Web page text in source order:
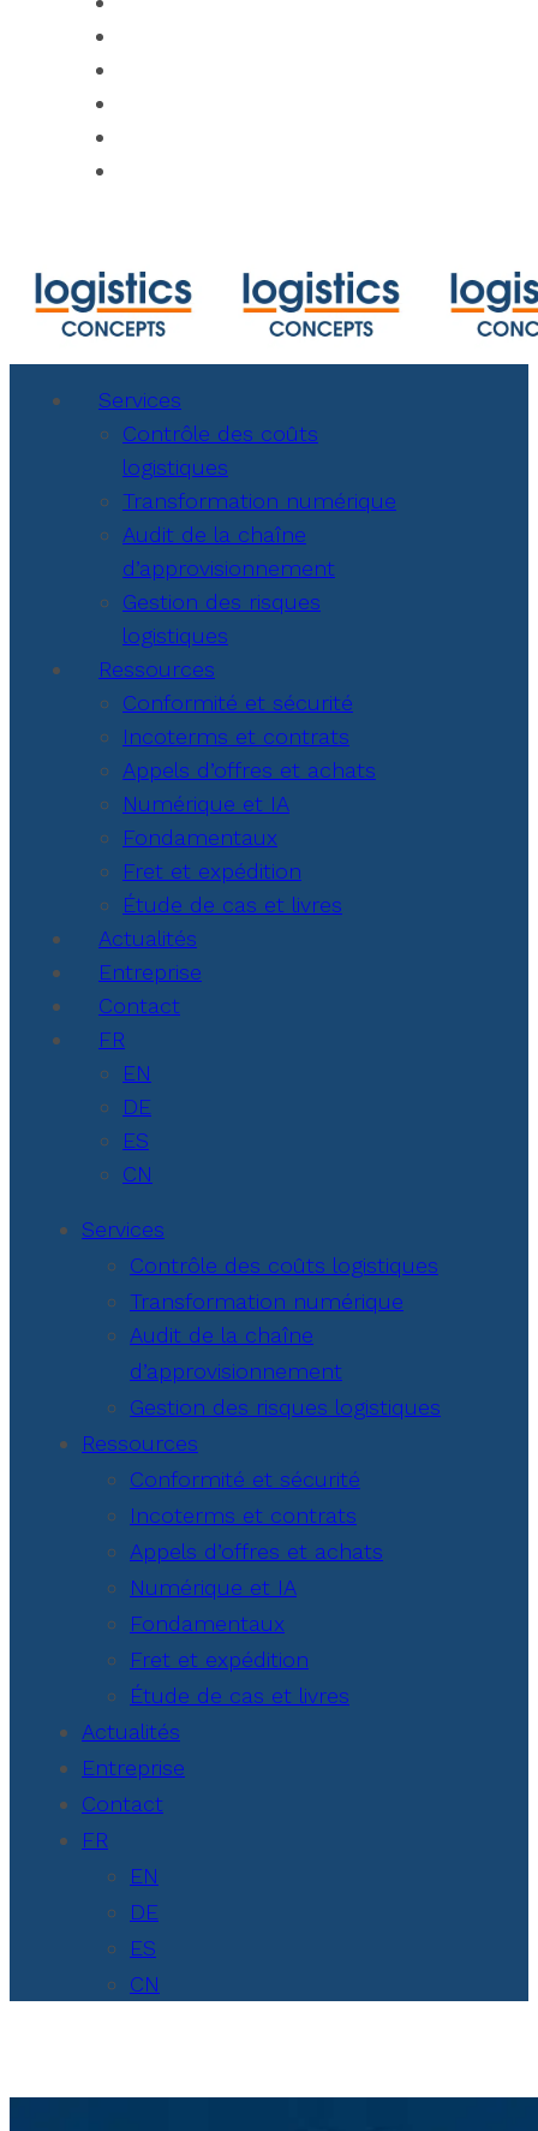
Services
Contrôle des coûts
logistiques
Transformation numérique
Audit de la chaîne
d’approvisionnement
Gestion des risques
logistiques
Ressources
Conformité et sécurité
Incoterms et contrats
Appels d’offres et achats
Numérique et IA
Fondamentaux
Fret et expédition
Étude de cas et livres
Actualités
Entreprise
Contact
FR
EN
DE
ES
CN
Services
Contrôle des coûts logistiques
Transformation numérique
Audit de la chaîne
d’approvisionnement
Gestion des risques logistiques
Ressources
Conformité et sécurité
Incoterms et contrats
Appels d’offres et achats
Numérique et IA
Fondamentaux
Fret et expédition
Étude de cas et livres
Actualités
Entreprise
Contact
FR
EN
DE
ES
CN